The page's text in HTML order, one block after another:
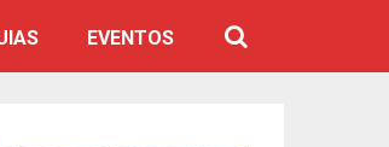
EVENTOS